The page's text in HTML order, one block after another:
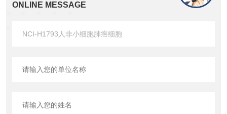
ONLINE MESSAGE